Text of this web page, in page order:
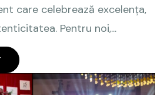
care celebrează excelența,
Pentru noi,...